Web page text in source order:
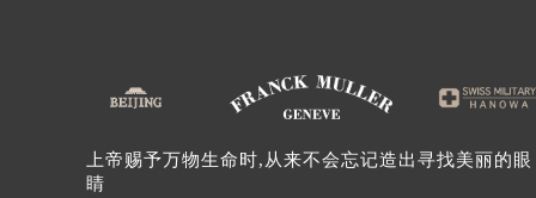
北京市朝阳区建国门外大街甲6号华
北京市东城区东长安街1号王府井东
河北省保定市竞秀区朝阳北大街北
上帝赐予万物生命时,从来不会忘记造出寻找美丽的眼
睛